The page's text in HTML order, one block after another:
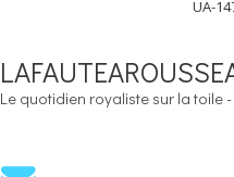
UA-
Le quotidien royaliste sur la toile -